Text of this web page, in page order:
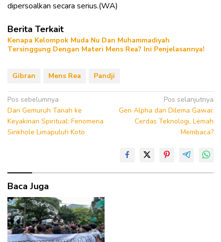
dipersoalkan secara serius.(WA)
Berita Terkait
Kenapa Kelompok Muda Nu Dan Muhammadiyah
Tersinggung Dengan Materi Mens Rea? Ini Penjelasannya!
Gibran Mens Rea Pandji
Navigasi
pos
Pos sebelumnya
Dari Gemuruh Tanah ke
Keyakinan Spiritual: Fenomena
Sinkhole Limapuluh Koto
Pos selanjutnya
Gen Alpha dan Dilema Gawai:
Cerdas Teknologi, Lemah
Membaca?
Baca Juga